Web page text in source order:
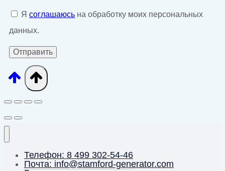
Я соглашаюсь на обработку моих персональных
данных.
Телефон: 8 499 302-54-46
Почта: info@stamford-generator.com